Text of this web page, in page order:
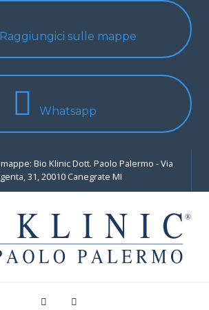
Raggiungici sulle mappe
Whatsapp
Bio Klinic Dott. Paolo Palermo - Via
31, 20010 Canegrate MI